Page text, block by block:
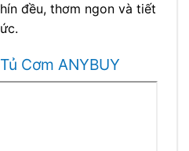
đều, thơm ngon và tiết
Cơm ANYBUY